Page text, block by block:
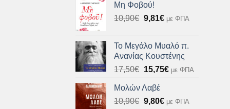
12,90€.
11,61€.
Μη Φοβού!
10,90€ Original
10,90€.
9,81€Η
είναι:
9,81€.
με ΦΠΑ
Το Μεγάλο Μυαλό π.
Ανανίας Κουστένης
17,50€ Original
was:
17,50€.
15,75€Η
είναι:
με ΦΠΑ
Μολών Λαβέ
10,90€ Original
9,80€Ημε ΦΠΑ